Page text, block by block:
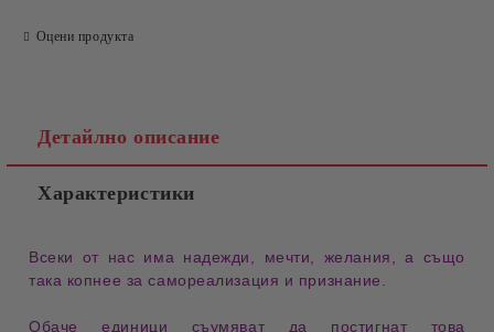
Оцени продукта
Детайлно описание
Характеристики
Всеки от нас има надежди, мечти, желания, а също
така копнее за самореализация и признание.
Обаче единици съумяват да постигнат това